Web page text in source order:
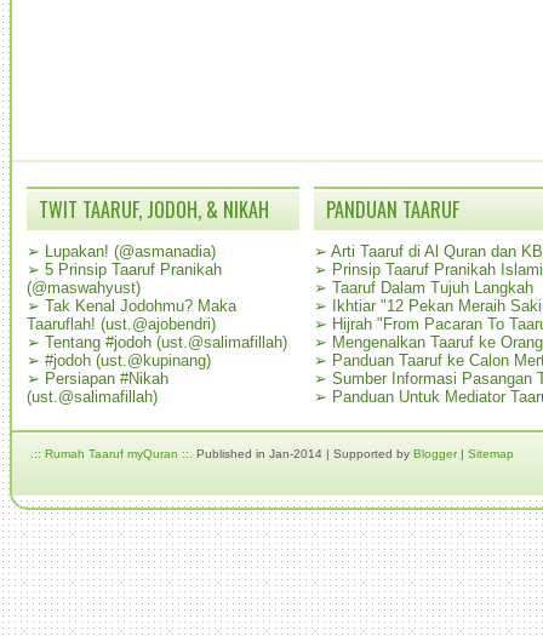
TWIT TAARUF, JODOH, & NIKAH
➢ Lupakan! (@asmanadia)
➢ 5 Prinsip Taaruf Pranikah
(@maswahyust)
➢ Tak Kenal Jodohmu? Maka
Taaruflah! (ust.@ajobendri)
➢ Tentang #jodoh (ust.@salimafillah)
➢ #jodoh (ust.@kupinang)
➢ Persiapan #Nikah
(ust.@salimafillah)
PANDUAN TAARUF
➢ Arti Taaruf di Al Quran dan
➢ Prinsip Taaruf Pranikah Islami
➢ Taaruf Dalam Tujuh Langkah
➢
Ikhtiar "12 Pekan Meraih
➢ Hijrah "From Pacaran To
➢ Mengenalkan Taaruf ke
➢ Panduan Taaruf ke Calon
➢ Sumber Informasi Pasangan
➢ Panduan Untuk Mediator
.:: Rumah Taaruf myQuran ::. Published in Jan-2014 | Supported by Blogger| Sitemap